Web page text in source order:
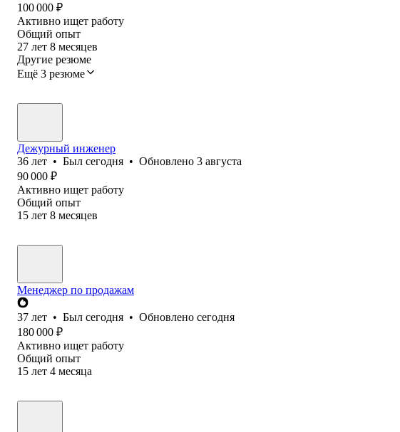
100 000 ₽
Активно ищет работу
Общий опыт
27 лет 8 месяцев
Другие резюме
Ещё 3 резюме
Дежурный инженер
36 лет • Был сегодня • Обновлено 3 августа
90 000 ₽
Активно ищет работу
Общий опыт
15 лет 8 месяцев
Менеджер по продажам
37 лет • Был сегодня • Обновлено сегодня
180 000 ₽
Активно ищет работу
Общий опыт
15 лет 4 месяца